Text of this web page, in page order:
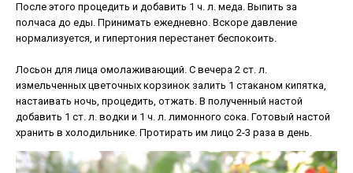
После этого процедить и добавить 1 ч. л. меда. Выпить за
полчаса до еды. Принимать ежедневно. Вскоре давление
нормализуется, и гипертония перестанет беспокоить.
Лосьон для лица омолаживающий. С вечера 2 ст. л.
измельченных цветочных корзинок залить 1 стаканом кипятка,
настаивать ночь, процедить, отжать. В полученный настой
добавить 1 ст. л. водки и 1 ч. л. лимонного сока. Готовый настой
хранить в холодильнике. Протирать им лицо 2-3 раза в день.